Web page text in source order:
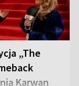
„The
Karwan